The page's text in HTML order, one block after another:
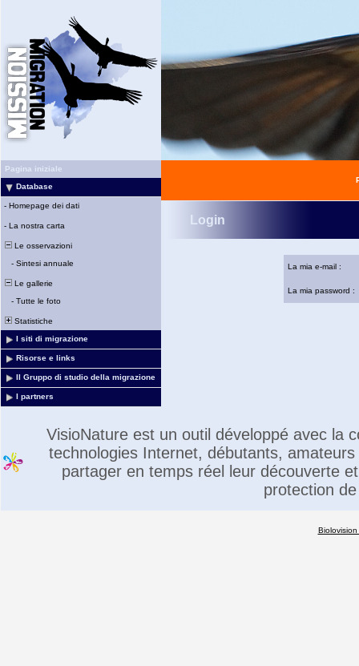
Pagina iniziale
Database
- Homepage dei dati
- La nostra carta
Le osservazioni
- Sintesi annuale
Le gallerie
- Tutte le foto
Statistiche
I siti di migrazione
Risorse e links
Il Gruppo di studio della migrazione
I partners
Login
La mia e-mail :
La mia password :
VisioNature est un outil développé avec la
technologies Internet, débutants,
partager en temps réel leur découverte
protection
Biolovision